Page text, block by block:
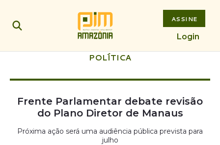
ASSINE
Login
POLÍTICA
Frente Parlamentar debate revisão
do Plano Diretor de Manaus
Próxima ação será uma audiência pública prevista para
julho